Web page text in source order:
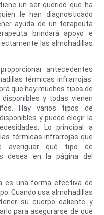
un ser querido que ha
le han diagnosticado
ayuda de un terapeuta
brindará apoyo e
las almohadillas
antecedentes
térmicas infrarrojas.
que hay muchos tipos de
y todas vienen
Hay varios tipos de
y puede elegir la
Lo principal a
térmicas infrarrojas que
averiguar qué tipo de
desea en la página del
es una forma efectiva de
Cuando usa almohadillas
su cuerpo caliente y
para asegurarse de que